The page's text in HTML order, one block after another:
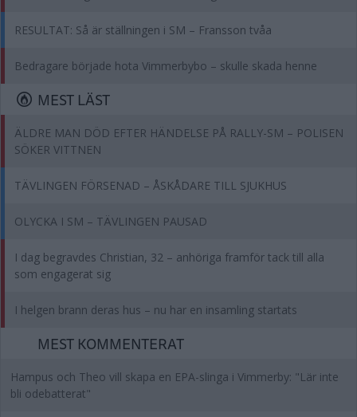
RESULTAT: Så är ställningen i SM – Fransson tvåa
Bedragare började hota Vimmerbybo – skulle skada henne
MEST LÄST
ÄLDRE MAN DÖD EFTER HÄNDELSE PÅ RALLY-SM – POLISEN
SÖKER VITTNEN
TÄVLINGEN FÖRSENAD – ÅSKÅDARE TILL SJUKHUS
OLYCKA I SM – TÄVLINGEN PAUSAD
I dag begravdes Christian, 32 – anhöriga framför tack till alla
som engagerat sig
I helgen brann deras hus – nu har en insamling startats
MEST KOMMENTERAT
Hampus och Theo vill skapa en EPA-slinga i Vimmerby: "Lär inte
bli odebatterat"